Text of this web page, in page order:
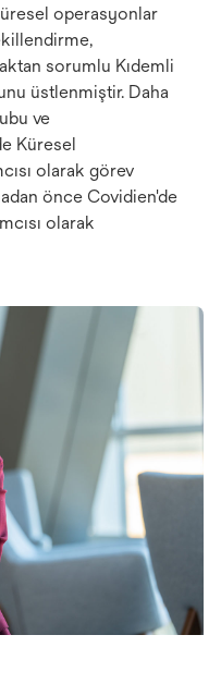
operasyonlar
sorumlu Kıdemli
üstlenmiştir. Daha
ve
Küresel
olarak görev
önce Covidien'de
olarak